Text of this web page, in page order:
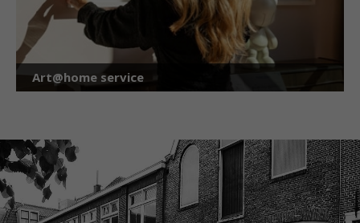
Art@home service